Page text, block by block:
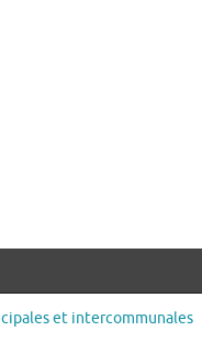
et intercommunales